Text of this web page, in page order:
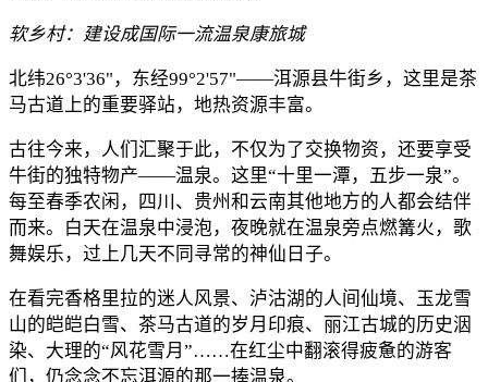
软乡村： 建设成国际一流温泉康旅城
北纬26°3'36"，东经99°2'57"——洱源县牛街乡，这里是茶
马古道上的重要驿站，地热资源丰富。
古往今来，人们汇聚于此，不仅为了交换物资，还要享受
牛街的独特物产——温泉。这里“十里一潭，五步一泉”。
每至春季农闲，四川、贵州和云南其他地方的人都会结伴
而来。白天在温泉中浸泡，夜晚就在温泉旁点燃篝火，歌
舞娱乐，过上几天不同寻常的神仙日子。
在看完香格里拉的迷人风景、泸沽湖的人间仙境、玉龙雪
山的皑皑白雪、茶马古道的岁月印痕、丽江古城的历史洇
染、大理的“风花雪月”……在红尘中翻滚得疲惫的游客
们，仍念念不忘洱源的那一捧温泉。